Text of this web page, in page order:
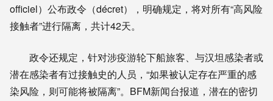
officiel）公布政令（décret），明确规定，将对所有“高风险
接触者”进行隔离，共计42天。
政令还规定，针对涉疫游轮下船旅客、与汉坦感染者或
潜在感染者有过接触史的人员，“如果被认定存在严重的感
染风险，则可能将被隔离”。BFM新闻台报道，潜在的密切